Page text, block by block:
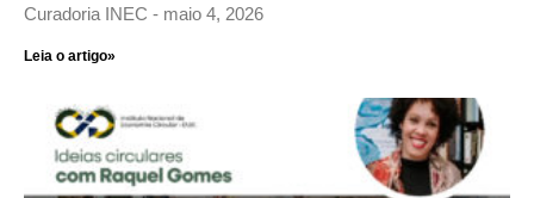
Curadoria INEC maio 4, 2026
Leia o artigo»